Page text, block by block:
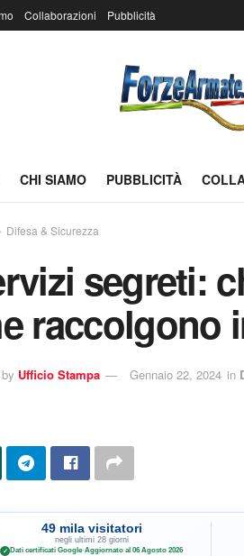
Collaborazioni Pubblicità
CHI SIAMO PUBBLICITÀ
Difesa & Sicurezza
segreti:
raccolgono
by Ufficio Stampa Gennaio 22, 2024 in
49 mila visitatori
negli ultimi 28 giorni
✓ Dati certificati Google·Aggiornato al 06 Agosto 2026